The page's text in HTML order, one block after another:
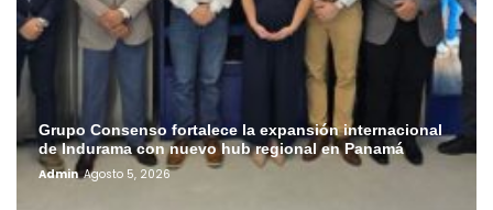
Grupo Consenso fortalece la expansión internacional
de Indurama con nuevo hub regional en Panamá
Admin Agosto 5, 2026